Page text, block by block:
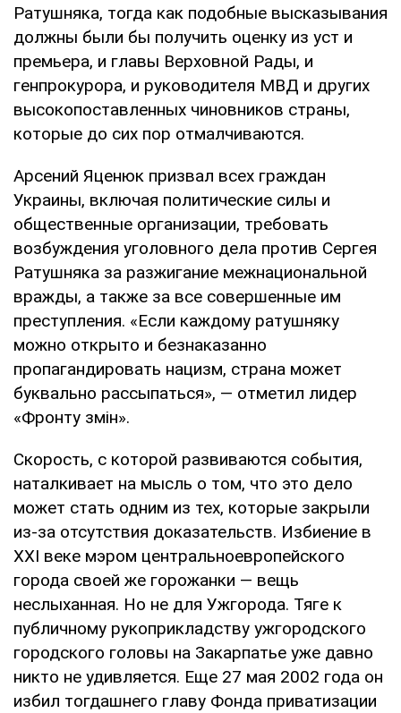
Ратушняка, тогда как подобные высказывания
должны были бы получить оценку из уст и
премьера, и главы Верховной Рады, и
генпрокурора, и руководителя МВД и других
высокопоставленных чиновников страны,
которые до сих пор отмалчиваются.
Арсений Яценюк призвал всех граждан
Украины, включая политические силы и
общественные организации, требовать
возбуждения уголовного дела против Сергея
Ратушняка за разжигание межнациональной
вражды, а также за все совершенные им
преступления. «Если каждому ратушняку
можно открыто и безнаказанно
пропагандировать нацизм, страна может
буквально рассыпаться», — отметил лидер
«Фронту змін».
Скорость, с которой развиваются события,
наталкивает на мысль о том, что это дело
может стать одним из тех, которые закрыли
из-за отсутствия доказательств. Избиение в
ХХІ веке мэром центральноевропейского
города своей же горожанки — вещь
неслыханная. Но не для Ужгорода. Тяге к
публичному рукоприкладству ужгородского
городского головы на Закарпатье уже давно
никто не удивляется. Еще 27 мая 2002 года он
избил тогдашнего главу Фонда приватизации